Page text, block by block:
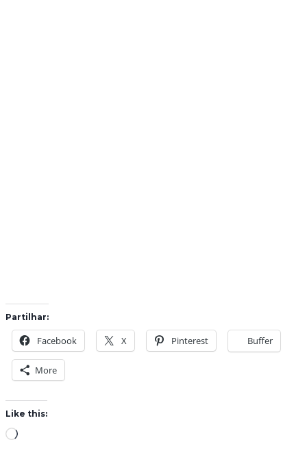
Partilhar:
Facebook X Pinterest Buffer
More
Like this:
L